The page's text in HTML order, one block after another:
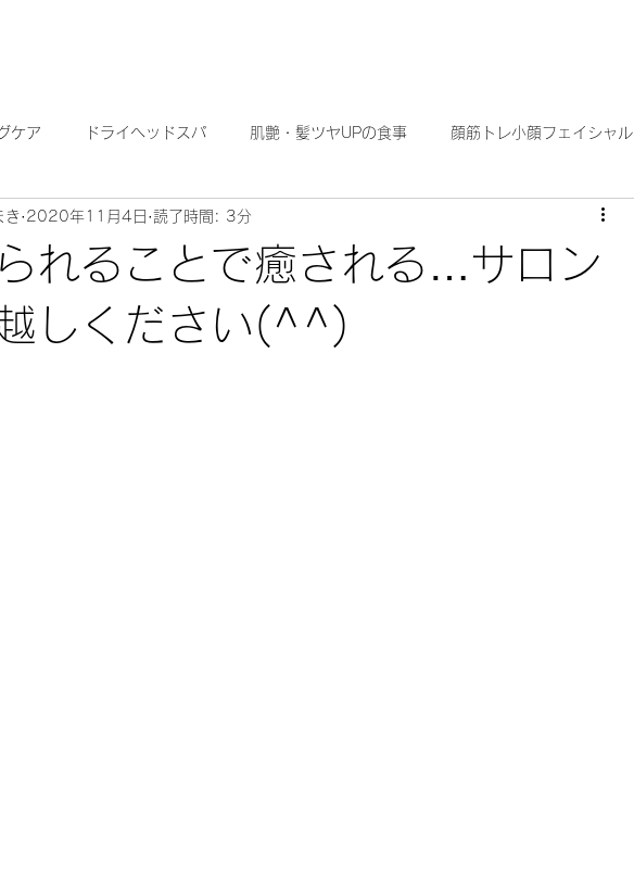
ケア ドライヘッドスパ 肌艶・髪ツヤUPの食事 顔筋トレ小顔フェイシャル
わたしが勉強になった本 ハーブフェイシャル
れることで癒される…サロン
しください(^^)
き 2020年11月4日 読了時間: 3分